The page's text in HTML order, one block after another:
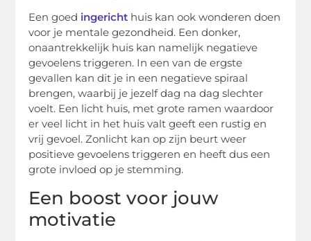
Een goed ingericht huis kan ook wonderen doen
voor je mentale gezondheid. Een donker,
onaantrekkelijk huis kan namelijk negatieve
gevoelens triggeren. In een van de ergste
gevallen kan dit je in een negatieve spiraal
brengen, waarbij je jezelf dag na dag slechter
voelt. Een licht huis, met grote ramen waardoor
er veel licht in het huis valt geeft een rustig en
vrij gevoel. Zonlicht kan op zijn beurt weer
positieve gevoelens triggeren en heeft dus een
grote invloed op je stemming.
Een boost voor jouw
motivatie